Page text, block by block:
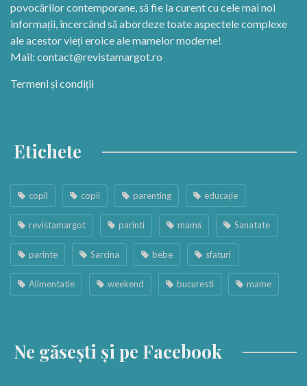
povocărilor contemporane, să fie la curent cu cele mai noi
informații, încercând să abordeze toate aspectele complexe
ale acestor vieți eroice ale mamelor moderne!
Mail: contact@revistamargot.ro
Termeni și condiții
Etichete
copil copii parenting educație
revistamargot parinti mamă Sanatate
parinte Sarcina bebe sfaturi
Alimentatie weekend bucuresti mame
Ne găsești și pe Facebook